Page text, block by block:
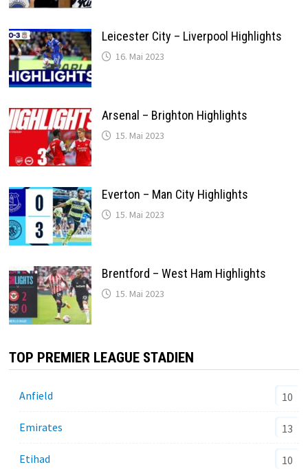
Leicester City – Liverpool Highlights
16. Mai 2023
Arsenal – Brighton Highlights
15. Mai 2023
Everton – Man City Highlights
15. Mai 2023
Brentford – West Ham Highlights
15. Mai 2023
TOP PREMIER LEAGUE STADIEN
Anfield 10
Emirates 13
Etihad 10